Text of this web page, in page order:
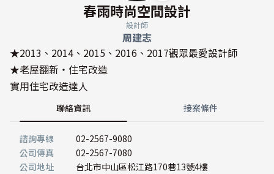
春雨時尚空間設計
設計師
周建志
★2013、2014、2015、2016、2017觀眾最愛設計師
★老屋翻新‧住宅改造
實用住宅改造達人
聯絡資訊 接案條件
諮詢專線
02-2567-9080
公司傳真
02-2567-7080
公司地址
台北市中山區松江路170巷13號4樓